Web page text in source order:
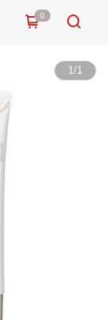
0
1/1